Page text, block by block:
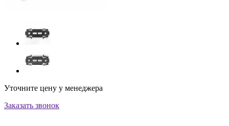
Уточните цену у менеджера
Заказать звонок